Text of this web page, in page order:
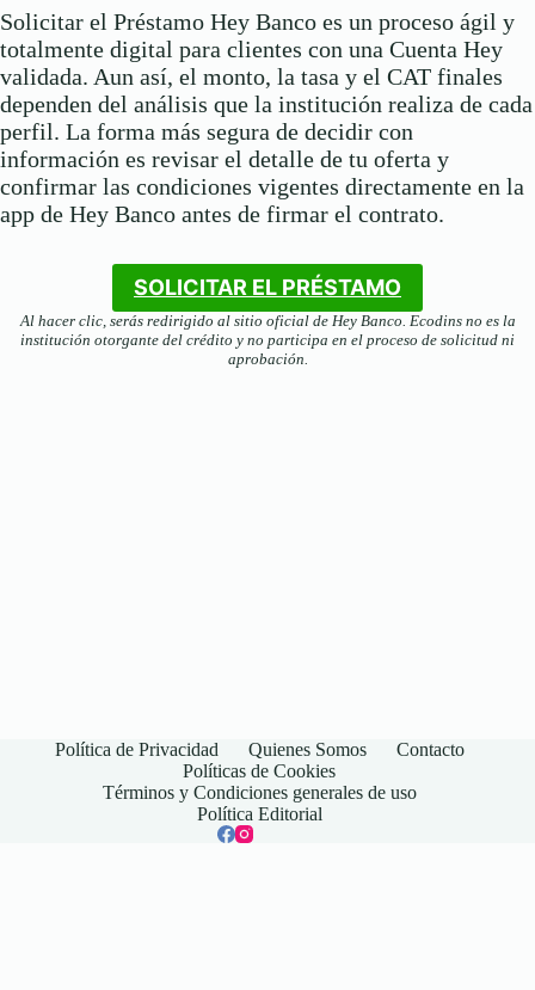
Solicitar el Préstamo Hey Banco es un proceso ágil y
totalmente digital para clientes con una Cuenta Hey
validada. Aun así, el monto, la tasa y el CAT finales
dependen del análisis que la institución realiza de cada
perfil. La forma más segura de decidir con
información es revisar el detalle de tu oferta y
confirmar las condiciones vigentes directamente en la
app de Hey Banco antes de firmar el contrato.
SOLICITAR EL PRÉSTAMO
Al hacer clic, serás redirigido al sitio oficial de Hey Banco. Ecodins no es la
institución otorgante del crédito y no participa en el proceso de solicitud ni
aprobación.
Política de Privacidad Quienes Somos
Contacto
Políticas de Cookies
Términos y Condiciones generales de uso
Política Editorial